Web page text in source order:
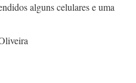
alguns celulares e uma